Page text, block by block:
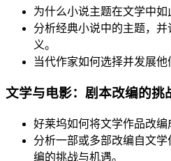
为什么小说主题在文学中如
分析经典小说中的主题，
义。
当代作家如何选择并发展他
文学与电影：剧本改编的挑
好莱坞如何将文学作品改编
分析一部或多部改编自文
编的挑战与机遇。